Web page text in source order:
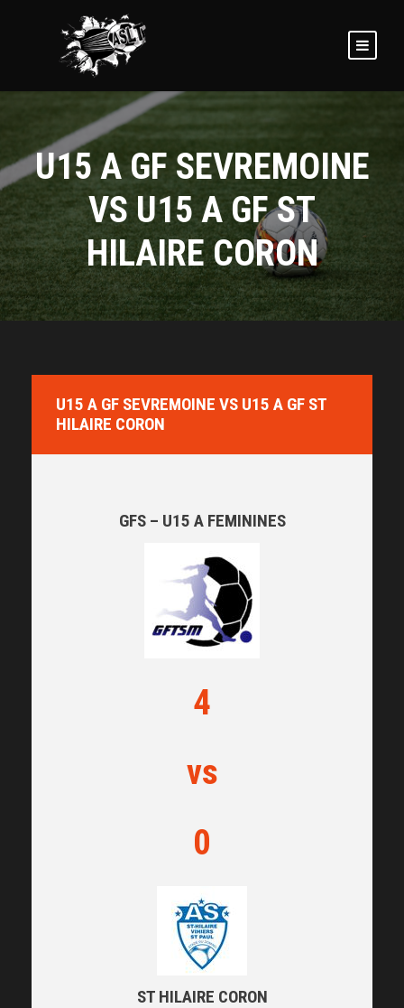
U15 A GF SEVREMOINE
VS U15 A GF ST
HILAIRE CORON
U15 A GF SEVREMOINE VS U15 A GF ST
HILAIRE CORON
GFS – U15 A FEMININES
4
vs
0
ST HILAIRE CORON